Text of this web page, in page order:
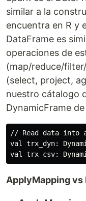
similar a la
encuentra en R y
DataFrame es
operaciones de
(map/reduce/
(select, project,
nuestro cátalogo
DynamicFrame
// Read data into
val trx_dyn:
ApplyMapping